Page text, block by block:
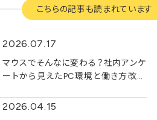
こちらの記事も読まれています
2026.07.17
マウスでそんなに変わる？社内アンケ
ートから見えたPC環境と働き方改善
2026.04.15